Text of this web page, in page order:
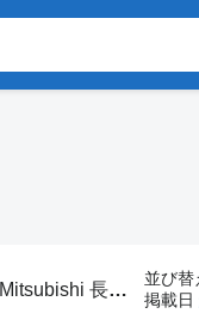
Mitsubishi 長距離バス
並び替
掲載日